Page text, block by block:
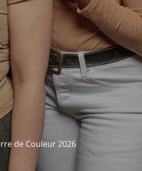
de Couleur 2026